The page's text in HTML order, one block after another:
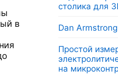
в
столика для
Dan
Простой
на